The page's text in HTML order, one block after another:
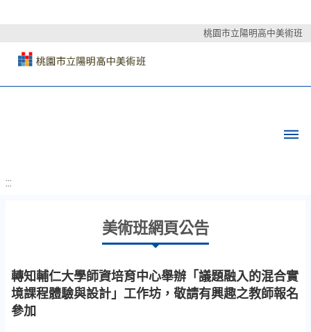
桃園市立陽明高中美術班
:::
美術班網頁公告
轉知輔仁大學師資培育中心舉辦「議題融入的混合實
境課程體驗與設計」工作坊，敬請有興趣之教師報名
參加